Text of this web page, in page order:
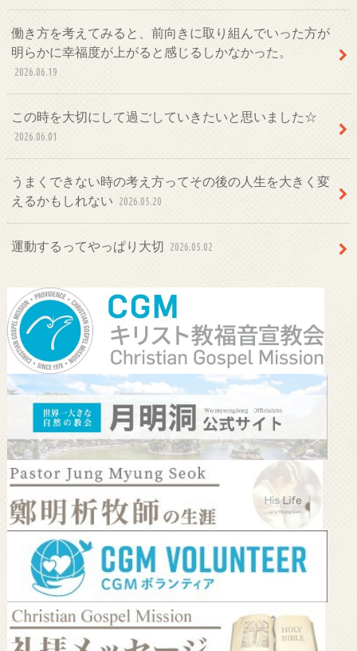
働き方を考えてみると、前向きに取り組んでいった方が
明らかに幸福度が上がると感じるしかなかった。
2026.06.19
この時を大切にして過ごしていきたいと思いました☆
2026.06.01
うまくできない時の考え方ってその後の人生を大きく変
えるかもしれない 2026.05.20
運動するってやっぱり大切 2026.05.02